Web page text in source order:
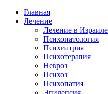
Главная
Лечение
Лечение в Израиле
Психопатология
Психиатрия
Психотерапия
Невроз
Психоз
Психопатия
Эпилепсия